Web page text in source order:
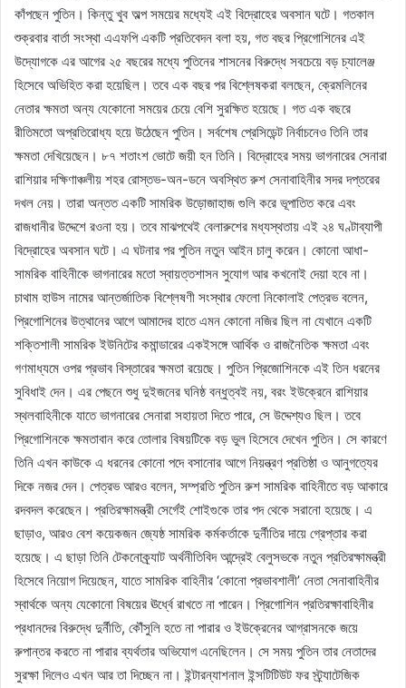
কাঁপছেন পুতিন। কিন্তু খুব অল্প সময়ের মধ্যেই এই বিদ্রোহের অবসান ঘটে। গতকাল
শুক্রবার বার্তা সংস্থা এএফপি একটি প্রতিবেদন বলা হয়, গত বছর প্রিগোশিনের এই
উদ্যোগকে এর আগের ২৫ বছরের মধ্যে পুতিনের শাসনের বিরুদ্ধে সবচেয়ে বড় চ্যালেঞ্জ
হিসেবে অভিহিত করা হয়েছিল। তবে এক বছর পর বিশ্লেষকরা বলছেন, ক্রেমলিনের
নেতার ক্ষমতা অন্য যেকোনো সময়ের চেয়ে বেশি সুরক্ষিত হয়েছে। গত এক বছরে
রীতিমতো অপ্রতিরোধ্য হয়ে উঠেছেন পুতিন। সর্বশেষ প্রেসিডেন্ট নির্বাচনেও তিনি তার
ক্ষমতা দেখিয়েছেন। ৮৭ শতাংশ ভোটে জয়ী হন তিনি। বিদ্রোহের সময় ভাগনারের সেনারা
রাশিয়ার দক্ষিণাঞ্চলীয় শহর রোস্তভ-অন-ডনে অবস্থিত রুশ সেনাবাহিনীর সদর দপ্তরের
দখল নেয়। তারা অন্তত একটি সামরিক উড়োজাহাজ গুলি করে ভূপাতিত করে এবং
রাজধানীর উদ্দেশে রওনা হয়। তবে মাঝপথেই বেলারুশের মধ্যস্থতায় এই ২৪ ঘণ্টাব্যাপী
বিদ্রোহের অবসান ঘটে। এ ঘটনার পর পুতিন নতুন আইন চালু করেন। কোনো আধা-
সামরিক বাহিনীকে ভাগনারের মতো স্বায়ত্তশাসন সুযোগ আর কখনোই দেয়া হবে না।
চাথাম হাউস নামের আন্তর্জাতিক বিশ্লেষণী সংস্থার ফেলো নিকোলাই পেত্রভ বলেন,
প্রিগোশিনের উত্থানের আগে আমাদের হাতে এমন কোনো নজির ছিল না যেখানে একটি
শক্তিশালী সামরিক ইউনিটের কমান্ডারের একইসঙ্গে আর্থিক ও রাজনৈতিক ক্ষমতা এবং
গণমাধ্যমে ওপর প্রভাব বিস্তারের ক্ষমতা রয়েছে। পুতিন প্রিজোশিনকে এই তিন ধরনের
সুবিধাই দেন। এর পেছনে শুধু দুইজনের ঘনিষ্ঠ বন্ধুত্বই নয়, বরং ইউক্রেনে রাশিয়ার
স্থলবাহিনীকে যাতে ভাগনারের সেনারা সহায়তা দিতে পারে, সে উদ্দেশ্যও ছিল। তবে
প্রিগোশিনকে ক্ষমতাবান করে তোলার বিষয়টিকে বড় ভুল হিসেবে দেখেন পুতিন। সে কারণে
তিনি এখন কাউকে এ ধরনের কোনো পদে বসানোর আগে নিয়ন্ত্রণ প্রতিষ্ঠা ও আনুগত্যের
দিকে নজর দেন। পেত্রভ আরও বলেন, সম্প্রতি পুতিন রুশ সামরিক বাহিনীতে বড় আকারে
রদবদল করেছেন। প্রতিরক্ষামন্ত্রী সের্গেই শোইগুকে তার পদ থেকে সরানো হয়েছে। এ
ছাড়াও, আরও বেশ কয়েকজন জ্যেষ্ঠ সামরিক কর্মকর্তাকে দুর্নীতির দায়ে গ্রেপ্তার করা
হয়েছে। এ ছাড়া তিনি টেকনোক্র্যাট অর্থনীতিবিদ আন্দ্রেই বেলুসভকে নতুন প্রতিরক্ষামন্ত্রী
হিসেবে নিয়োগ দিয়েছেন, যাতে সামরিক বাহিনীর ‘কোনো প্রভাবশালী’ নেতা সেনাবাহিনীর
স্বার্থকে অন্য যেকোনো বিষয়ের ঊর্ধ্বে রাখতে না পারেন। প্রিগোশিন প্রতিরক্ষাবাহিনীর
প্রধানদের বিরুদ্ধে দুর্নীতি, কৌঁসুলি হতে না পারার ও ইউক্রেনের আগ্রাসনকে জয়ে
রুপান্তর করতে না পারার ব্যর্থতার অভিযোগ এনেছিলেন। সে সময় পুতিন তার নেতাদের
সুরক্ষা দিলেও এখন আর তা দিচ্ছেন না। ইন্টারন্যাশনাল ইন্সটিটিউট ফর স্ট্র্যাটেজিক